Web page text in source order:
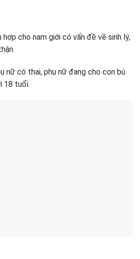
cho nam giới có vấn đề về sinh lý,
nữ có thai, phụ nữ đang cho con bú
18 tuổi.